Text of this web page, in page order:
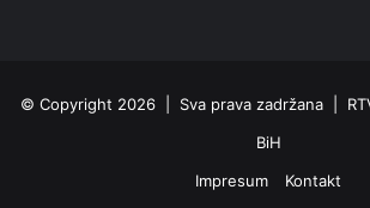
© Copyright 2026 | Sva prava zadržana |
BiH
Impresum
Kontakt